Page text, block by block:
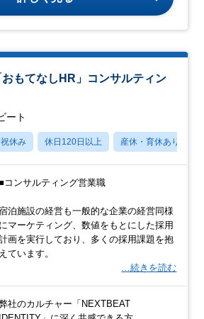
もてなしHR」コンサルティン
ート
休み 休日120日以上 産休・育休あり
コンサルティング営業職
泊施設の経営も一般的な企業の経営同様
にマーケティング、数値をもとにした採用
画を実行しており、多くの採用課題を抱
えています。
…続きを読む
社のカルチャー「NEXTBEAT